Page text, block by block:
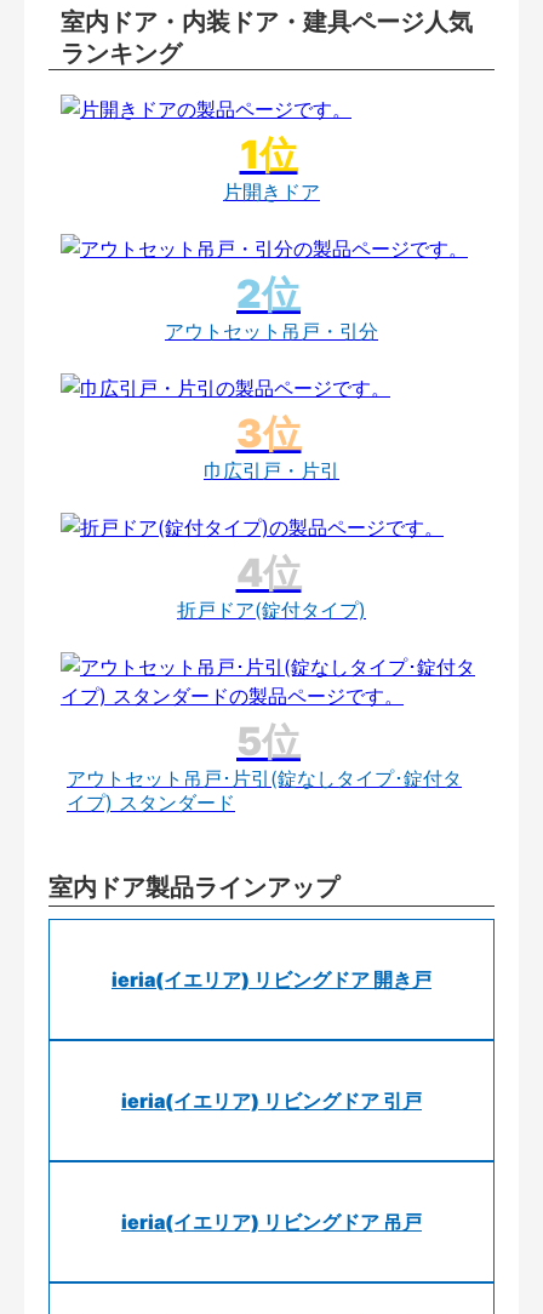
室内ドア・内装ドア・建具ページ人気
ランキング
片開きドア
アウトセット吊戸・引分
巾広引戸・片引
折戸ドア(錠付タイプ)
アウトセット吊戸･片引(錠なしタイプ･錠付タ
イプ) スタンダード
室内ドア製品ラインアップ
ieria(イエリア) リビングドア 開き戸
ieria(イエリア) リビングドア 引戸
ieria(イエリア) リビングドア 吊戸